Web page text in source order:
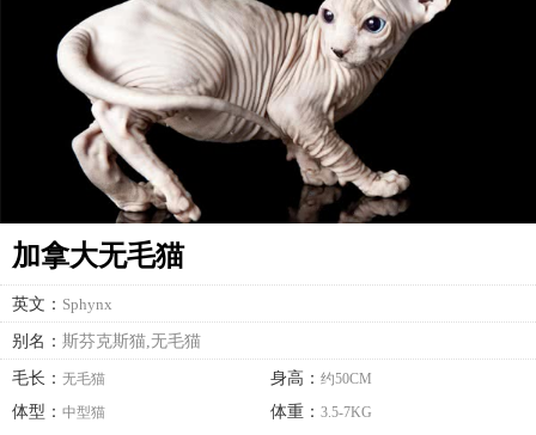
加拿大无毛猫
英文： Sphynx
别名： 斯芬克斯猫,无毛猫
毛长： 无毛猫 身高：约50CM
体型： 中型猫 体重：3.5-7KG